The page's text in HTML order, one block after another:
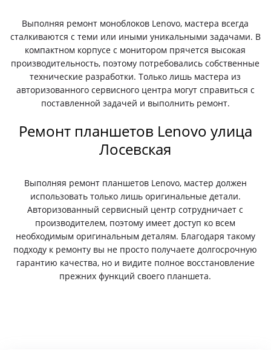
Выполняя ремонт моноблоков Lenovo, мастера всегда
сталкиваются с теми или иными уникальными задачами. В
компактном корпусе с монитором прячется высокая
производительность, поэтому потребовались собственные
технические разработки. Только лишь мастера из
авторизованного сервисного центра могут справиться с
поставленной задачей и выполнить ремонт.
Ремонт планшетов Lenovo улица
Лосевская
Выполняя ремонт планшетов Lenovo, мастер должен
использовать только лишь оригинальные детали.
Авторизованный сервисный центр сотрудничает с
производителем, поэтому имеет доступ ко всем
необходимым оригинальным деталям. Благодаря такому
подходу к ремонту вы не просто получаете долгосрочную
гарантию качества, но и видите полное восстановление
прежних функций своего планшета.